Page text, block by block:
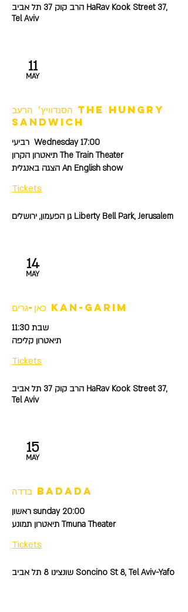
הרב קוק 37 תל אביב HaRav Kook Street 37,
Tel Aviv
MAY
11
הסנדוויץ׳ הרעב the hungry
sandwich
רביעי Wednesday 17:00
תיאטרון הקרון The Train Theater
הצגה באנגלית An English show
Tickets
גן הפעמון, ירושלים Liberty Bell Park, Jerusalem
MAY
14
כאן-גרים kan-garim
שבת 11:30
תיאטרון קליפה
Tickets
הרב קוק 37 תל אביב HaRav Kook Street 37,
Tel Aviv
MAY
15
בדדה badada
ראשון sunday 20:00
תיאטרון תמונע Tmuna Theater
Tickets
שונצינו 8 תל אביב Soncino St 8, Tel Aviv-Yafo